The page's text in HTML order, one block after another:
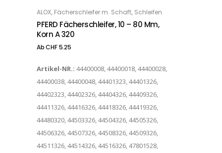
OPTIONS
ALOX, Fächerschleifer m. Schaft, Schleifen
PFERD Fächerschleifer, 10 – 80 Mm,
Korn A 320
AbCHF5.25
Artikel-NR.: 44400008, 44400018, 44400028,
44400038, 44400048, 44401323, 44401326,
44402323, 44402326, 44404326, 44409326,
44411326, 44416326, 44418326, 44419326,
44480320, 44503326, 44504326, 44505326,
44506326, 44507326, 44508326, 44509326,
44511326, 44514326, 44516326, 47801528,